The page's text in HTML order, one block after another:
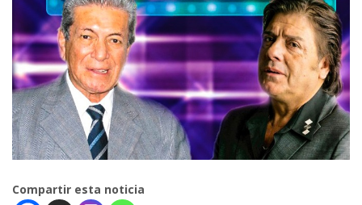
Compartir esta noticia